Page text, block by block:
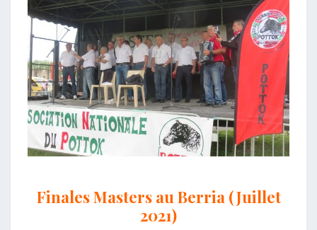
Finales Masters au Berria (Juillet
2021)